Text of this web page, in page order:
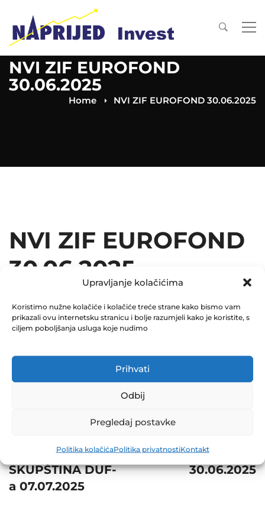
Upravljanje kolačićima
Koristimo nužne kolačiće i kolačiće treće strane kako bismo vam
prikazali ovu internetsku stranicu i bolje razumjeli kako je koristite, s
ciljem poboljšanja usluga koje nudimo
Prihvati
Odbij
Pregledaj postavke
Politika kolačićaPolitika privatnostiKontakt
NVI ZIF EUROFOND
30.06.2025
Home NVI ZIF EUROFOND 30.06.2025
NVI ZIF EUROFOND
30.06.2025
0 Comments
Share
VANREDNA
SKUPŠTINA DUF-
a 07.07.2025
NVI ZIF NAPRIJED
30.06.2025